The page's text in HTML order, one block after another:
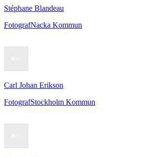
Stéphane Blandeau
FotografNacka Kommun
Carl Johan Erikson
FotografStockholm Kommun